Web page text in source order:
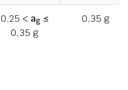
0,25 < ag≤
0,35 g
0,35 g